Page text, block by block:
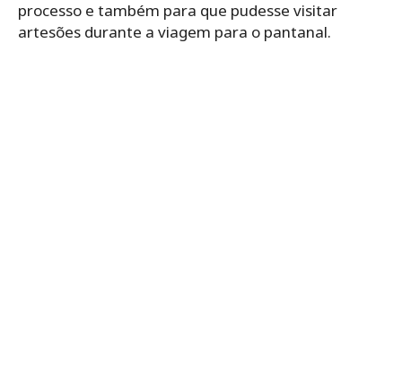
processo e também para que pudesse visitar
artesões durante a viagem para o pantanal.